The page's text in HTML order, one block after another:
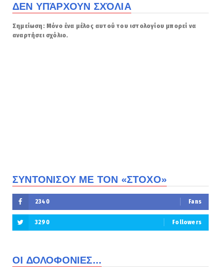
ΔΕΝ ΥΠΆΡΧΟΥΝ ΣΧΌΛΙΑ
Σημείωση: Μόνο ένα μέλος αυτού του ιστολογίου μπορεί να
αναρτήσει σχόλιο.
ΣΥΝΤΟΝΙΣΟΥ ΜΕ ΤΟΝ «ΣΤΟΧΟ»
2340 Fans
3290 Followers
ΟΙ ΔΟΛΟΦΟΝΙΕΣ...